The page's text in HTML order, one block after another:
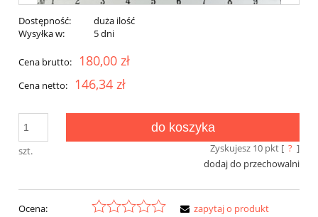
Dostępność:
duża ilość
Wysyłka w:
5 dni
Cena brutto: 180,00 zł
Cena netto: 146,34 zł
szt.
do koszyka
Zyskujesz 10pkt [ ? ]
dodaj do przechowalni
Ocena:
zapytaj o produkt